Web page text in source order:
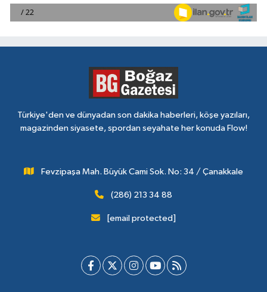
Türkiye'den ve dünyadan son dakika haberleri, köşe yazıları,
magazinden siyasete, spordan seyahate her konuda Flow!
Fevzipaşa Mah. Büyük Cami Sok. No: 34 / Çanakkale
(286) 213 34 88
[email protected]